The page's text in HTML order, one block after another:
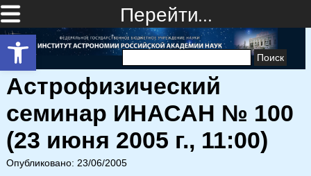
Открыть панель инструментов
Перейти…
Найти:
Астрофизический
семинар ИНАСАН № 100
(23 июня 2005 г., 11:00)
Опубликовано: 23/06/2005